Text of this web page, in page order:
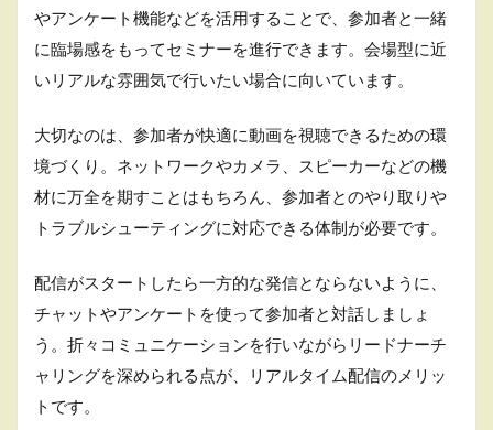
品・サ
ービス
の説明
4.3.3
事例
4.4
価値
供
ージ
4.4.1
ットと
やアンケート機能などを活用することで、参加者と一緒
に臨場感をもってセミナーを進行できます。会場型に近
いリアルな雰囲気で行いたい場合に向いています。
大切なのは、参加者が快適に動画を視聴できるための環
境づくり。ネットワークやカメラ、スピーカーなどの機
材に万全を期すことはもちろん、参加者とのやり取りや
トラブルシューティングに対応できる体制が必要です。
配信がスタートしたら一方的な発信とならないように、
チャットやアンケートを使って参加者と対話しましょ
う。折々コミュニケーションを行いながらリードナーチ
ャリングを深められる点が、リアルタイム配信のメリッ
トです。